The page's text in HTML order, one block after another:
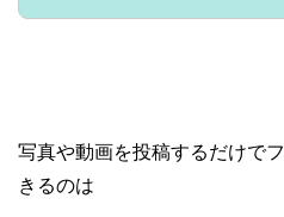
写真や動画を投稿するだけで
きるのは